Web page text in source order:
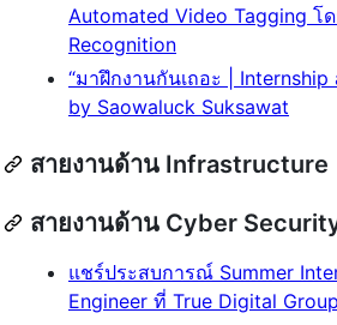
Automated Video Tagging โ
Recognition
“มาฝึกงานกันเถอะ | Internship
by Saowaluck Suksawat
สายงานด้าน Infrastructure
สายงานด้าน Cyber
แชร์ประสบการณ์ Summer
Engineer ที่ True Digital Group